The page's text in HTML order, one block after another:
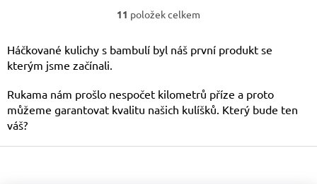
O
l
á
a
c
í
11 položek celkem
Háčkované kulichy s bambulí byl náš první produkt se
kterým jsme začínali.
Rukama nám prošlo nespočet kilometrů příze a proto
můžeme garantovat kvalitu našich kulíšků. Který bude ten
váš?
Z